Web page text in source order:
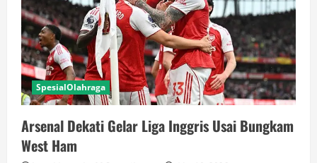
SpesialOlahraga
Arsenal Dekati Gelar Liga Inggris Usai Bungkam
West Ham